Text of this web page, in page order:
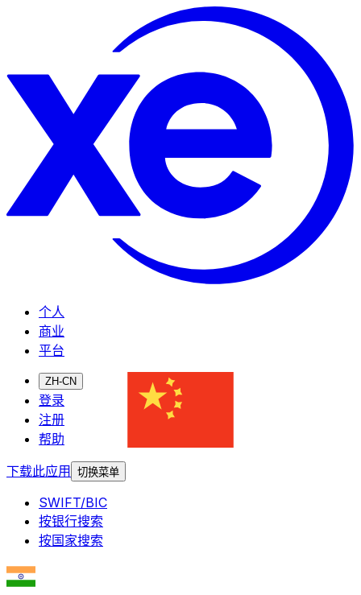
个人
商业
平台
ZH-CN
登录
注册
帮助
下载此应用
切换菜单
SWIFT/BIC
按银行搜索
按国家搜索